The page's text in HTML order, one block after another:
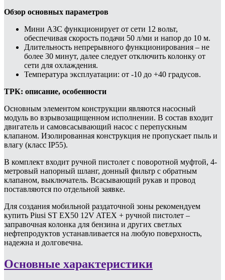
Обзор основных параметров
Мини АЗС функционирует от сети 12 вольт,
обеспечивая скорость подачи 50 л/ми и напор до 10 м.
Длительность непрерывного функционирования – не
более 30 минут, далее следует отключить колонку от
сети для охлаждения.
Температура эксплуатации: от -10 до +40 градусов.
ТРК: описание, особенности
Основным элементом конструкции являются насосный
модуль во взрывозащищенном исполнении. В состав входит
двигатель и самовсасывающий насос с перепускным
клапаном. Изолированная конструкция не пропускает пыль и
влагу (класс IP55).
В комплект входит ручной пистолет с поворотной муфтой, 4-
метровый напорный шланг, донный фильтр с обратным
клапаном, выключатель. Всасывающий рукав и провод
поставляются по отдельной заявке.
Для создания мобильной раздаточной зоны рекомендуем
купить Piusi ST EX50 12V ATEX + ручной пистолет –
заправочная колонка для бензина и других светлых
нефтепродуктов устанавливается на любую поверхность,
надежна и долговечна.
Основные характеристики